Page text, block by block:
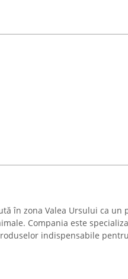
în zona Valea Ursului ca un
Compania este
indispensabile